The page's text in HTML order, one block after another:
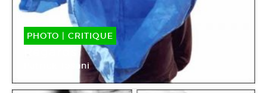
PHOTO | CRITIQUE
Patrick Tosani
Maison européenne de la photographie